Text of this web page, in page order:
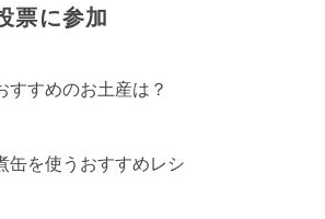
票に参加
すすめのお土産は？
缶を使うおすすめレシ